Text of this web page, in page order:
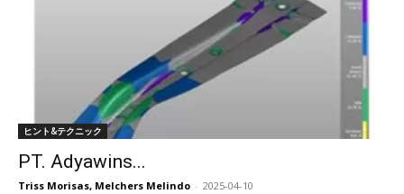
ヒント&テクニック
PT. Adyawins...
Triss Morisas, Melchers Melindo - 2025-04-10